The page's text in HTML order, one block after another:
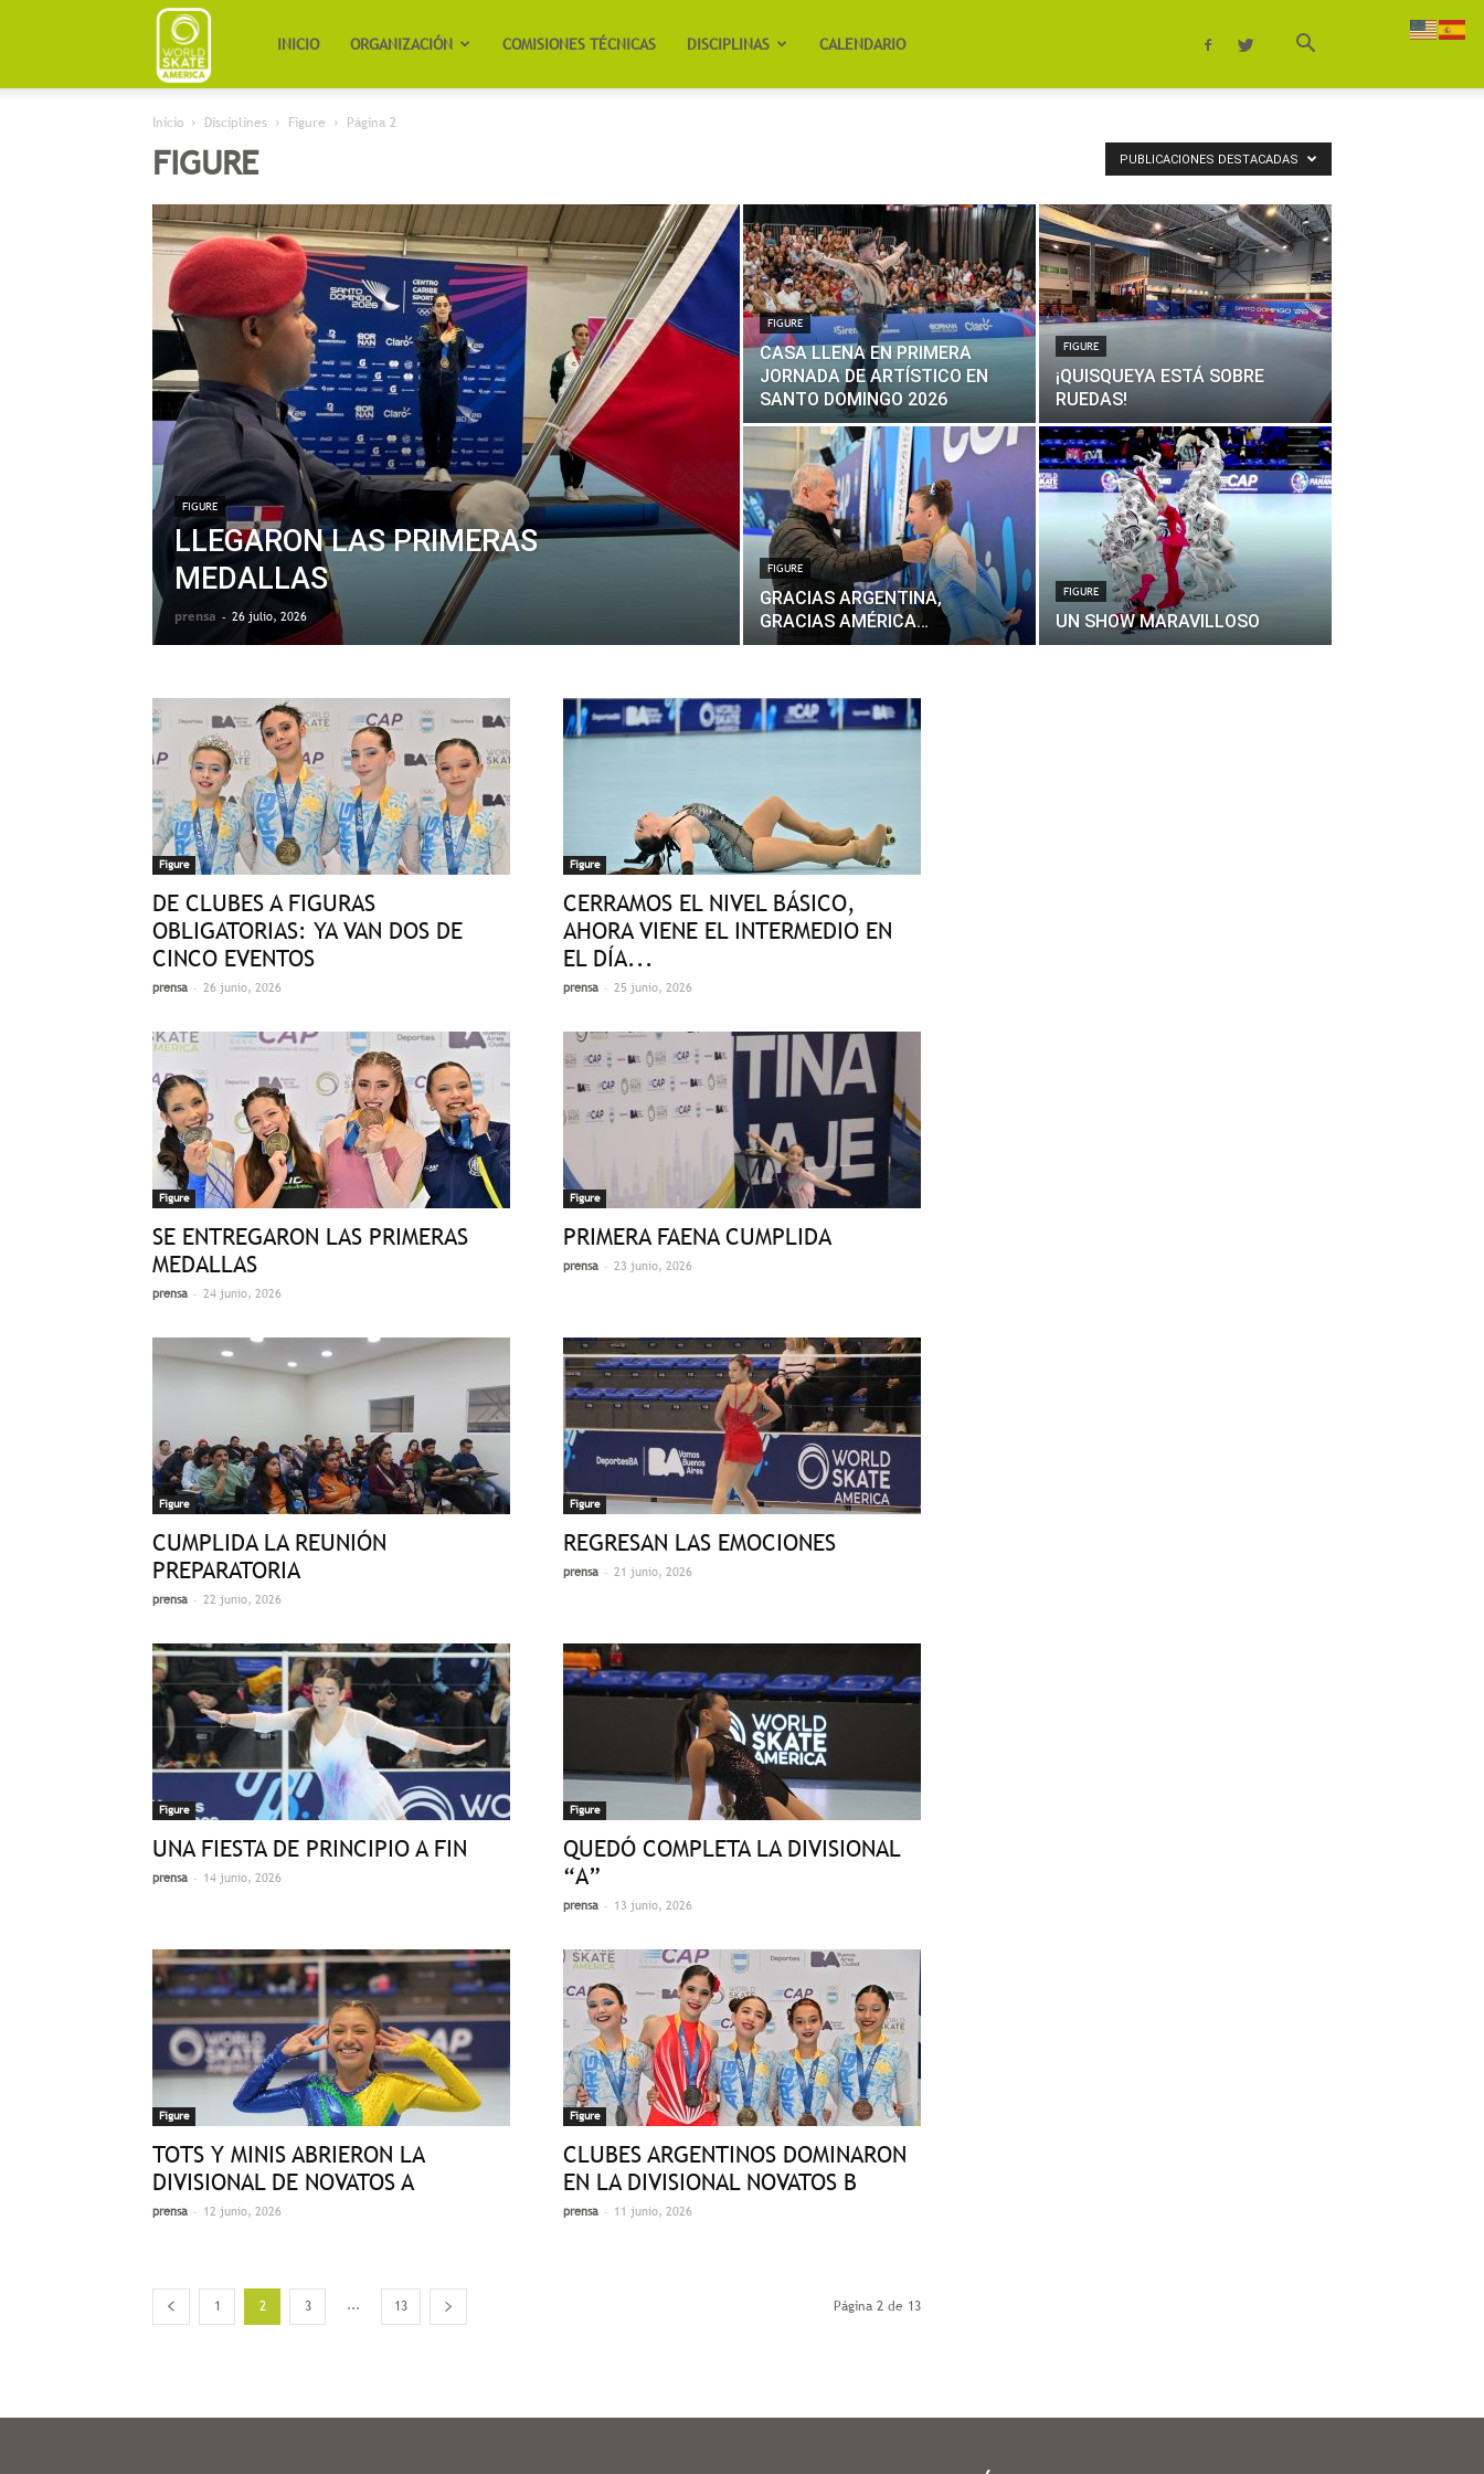
Worldskate
America
INICIO ORGANIZACIÓN COMISIONES TÉCNICAS DISCIPLINAS CALENDARIO
Inicio Disciplines Figure Página 2
FIGURE PUBLICACIONES DESTACADAS
FIGURE
LLEGARON LAS PRIMERAS
MEDALLAS
prensa - 26 julio, 2026
FIGURE
CASA LLENA EN PRIMERA
JORNADA DE ARTÍSTICO EN
SANTO DOMINGO 2026
FIGURE
¡QUISQUEYA ESTÁ SOBRE
RUEDAS!
FIGURE
GRACIAS ARGENTINA,
GRACIAS AMÉRICA…
FIGURE
UN SHOW MARAVILLOSO
Figure
DE CLUBES A FIGURAS
OBLIGATORIAS: YA VAN DOS DE
CINCO EVENTOS
prensa - 26 junio, 2026
Figure
CERRAMOS EL NIVEL BÁSICO,
AHORA VIENE EL INTERMEDIO EN
EL DÍA...
prensa - 25 junio, 2026
Figure
SE ENTREGARON LAS PRIMERAS
MEDALLAS
prensa - 24 junio, 2026
Figure
PRIMERA FAENA CUMPLIDA
prensa - 23 junio, 2026
Figure
CUMPLIDA LA REUNIÓN
PREPARATORIA
prensa - 22 junio, 2026
Figure
REGRESAN LAS EMOCIONES
prensa - 21 junio, 2026
Figure
UNA FIESTA DE PRINCIPIO A FIN
prensa - 14 junio, 2026
Figure
QUEDÓ COMPLETA LA DIVISIONAL
“A”
prensa - 13 junio, 2026
Figure
TOTS Y MINIS ABRIERON LA
DIVISIONAL DE NOVATOS A
prensa - 12 junio, 2026
Figure
CLUBES ARGENTINOS DOMINARON
EN LA DIVISIONAL NOVATOS B
prensa - 11 junio, 2026
1 2 3 ... 13 Página 2 de 13